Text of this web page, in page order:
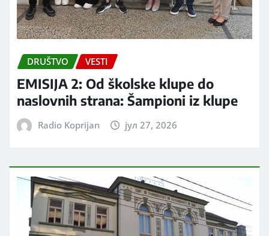
DRUŠTVO VESTI
EMISIJA 2: Od školske klupe do
naslovnih strana: Šampioni iz klupe
Radio Koprijan јул 27, 2026